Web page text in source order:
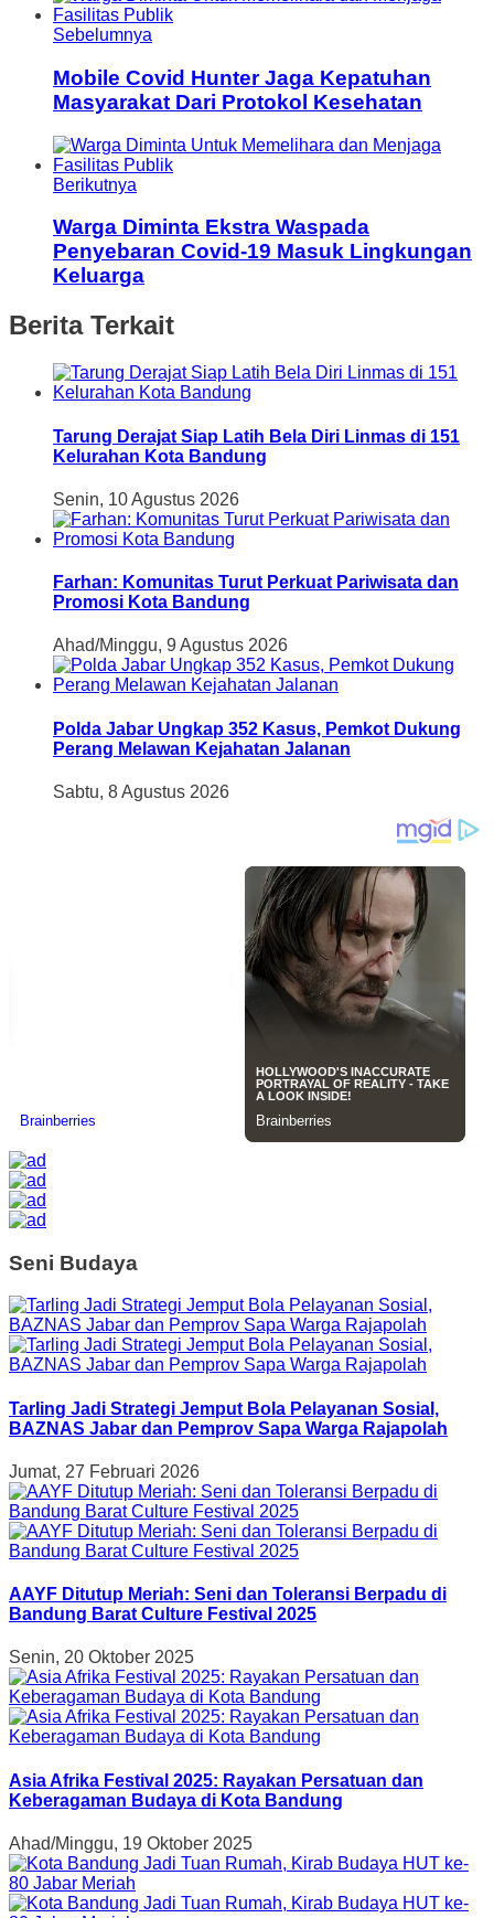
Sebelumnya
Mobile Covid Hunter Jaga Kepatuhan
Masyarakat Dari Protokol Kesehatan
Berikutnya
Warga Diminta Ekstra Waspada
Penyebaran Covid-19 Masuk Lingkungan
Keluarga
Berita Terkait
Tarung Derajat Siap Latih Bela Diri Linmas di 151
Kelurahan Kota Bandung
Senin, 10 Agustus 2026
Farhan: Komunitas Turut Perkuat Pariwisata dan
Promosi Kota Bandung
Ahad/Minggu, 9 Agustus 2026
Polda Jabar Ungkap 352 Kasus, Pemkot Dukung
Perang Melawan Kejahatan Jalanan
Sabtu, 8 Agustus 2026
Seni Budaya
Tarling Jadi Strategi Jemput Bola Pelayanan Sosial,
BAZNAS Jabar dan Pemprov Sapa Warga Rajapolah
Jumat, 27 Februari 2026
AAYF Ditutup Meriah: Seni dan Toleransi Berpadu di
Bandung Barat Culture Festival 2025
Senin, 20 Oktober 2025
Asia Afrika Festival 2025: Rayakan Persatuan dan
Keberagaman Budaya di Kota Bandung
Ahad/Minggu, 19 Oktober 2025